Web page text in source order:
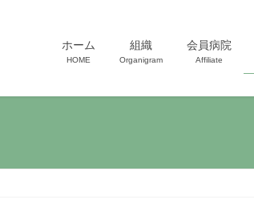
ホーム
HOME
組織
Organigram
会員病院
Affiliate